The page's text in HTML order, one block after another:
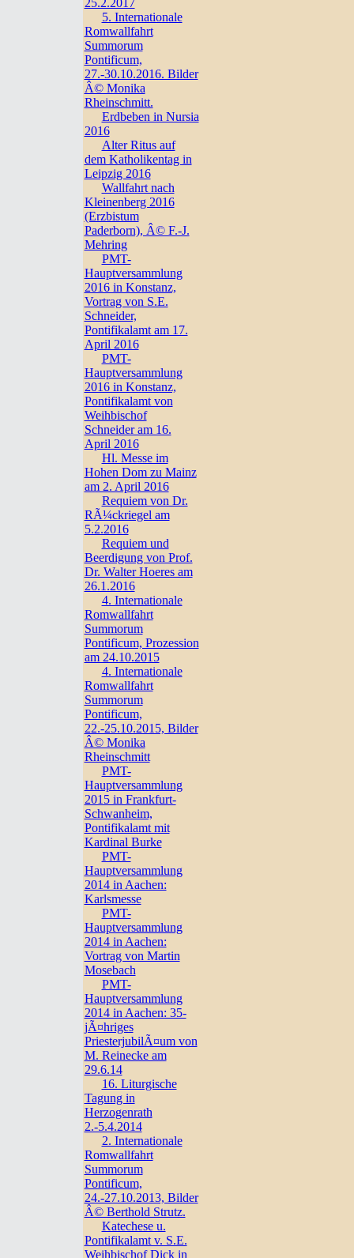
25.2.2017
5. Internationale
Romwallfahrt
Summorum
Pontificum,
27.-30.10.2016. Bilder
Â© Monika
Rheinschmitt.
Erdbeben in Nursia
2016
Alter Ritus auf
dem Katholikentag in
Leipzig 2016
Wallfahrt nach
Kleinenberg 2016
(Erzbistum
Paderborn), Â© F.-J.
Mehring
PMT-
Hauptversammlung
2016 in Konstanz,
Vortrag von S.E.
Schneider,
Pontifikalamt am 17.
April 2016
PMT-
Hauptversammlung
2016 in Konstanz,
Pontifikalamt von
Weihbischof
Schneider am 16.
April 2016
Hl. Messe im
Hohen Dom zu Mainz
am 2. April 2016
Requiem von Dr.
RÃ¼ckriegel am
5.2.2016
Requiem und
Beerdigung von Prof.
Dr. Walter Hoeres am
26.1.2016
4. Internationale
Romwallfahrt
Summorum
Pontificum, Prozession
am 24.10.2015
4. Internationale
Romwallfahrt
Summorum
Pontificum,
22.-25.10.2015, Bilder
Â© Monika
Rheinschmitt
PMT-
Hauptversammlung
2015 in Frankfurt-
Schwanheim,
Pontifikalamt mit
Kardinal Burke
PMT-
Hauptversammlung
2014 in Aachen:
Karlsmesse
PMT-
Hauptversammlung
2014 in Aachen:
Vortrag von Martin
Mosebach
PMT-
Hauptversammlung
2014 in Aachen: 35-
jÃ¤hriges
PriesterjubilÃ¤um von
M. Reinecke am
29.6.14
16. Liturgische
Tagung in
Herzogenrath
2.-5.4.2014
2. Internationale
Romwallfahrt
Summorum
Pontificum,
24.-27.10.2013, Bilder
Â© Berthold Strutz.
Katechese u.
Pontifikalamt v. S.E.
Weihbischof Dick in